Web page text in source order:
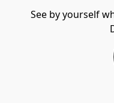
See by yourself